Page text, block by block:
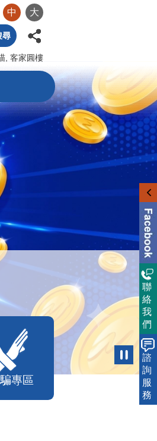
中 大
尋
客家圓樓
專區
聯
絡
我
們
諮
詢
服
務